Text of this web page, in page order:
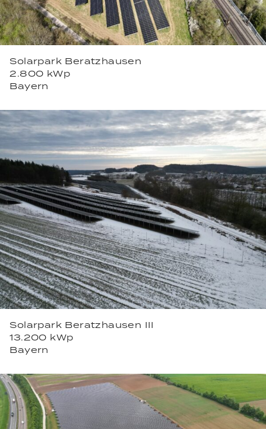
Solarpark Beratzhausen
2.800 kWp
Bayern
Solarpark Beratzhausen III
13.200 kWp
Bayern